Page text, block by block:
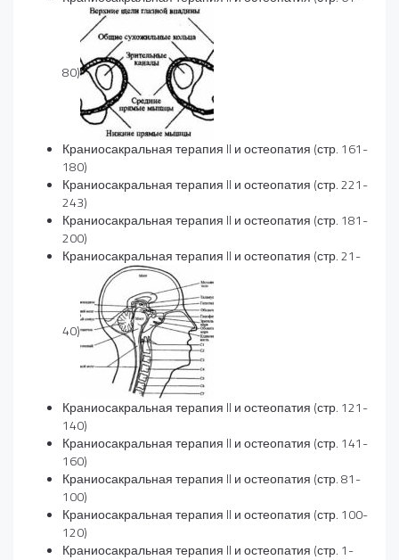
80)
Краниосакральная терапия II и остеопатия (стр. 161-
180)
Краниосакральная терапия II и остеопатия (стр. 221-
243)
Краниосакральная терапия II и остеопатия (стр. 181-
200)
Краниосакральная терапия II и остеопатия (стр. 21-
40)
Краниосакральная терапия II и остеопатия (стр. 121-
140)
Краниосакральная терапия II и остеопатия (стр. 141-
160)
Краниосакральная терапия II и остеопатия (стр. 81-
100)
Краниосакральная терапия II и остеопатия (стр. 100-
120)
Краниосакральная терапия II и остеопатия (стр. 1-